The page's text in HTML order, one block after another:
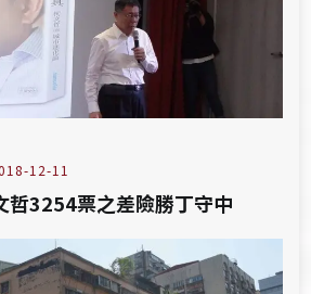
12-11
哲3254票之差險勝丁守中